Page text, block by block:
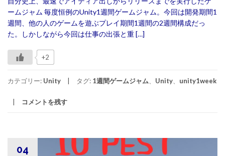
ームジャム 毎度恒例のUnity1週間ゲームジャム。今回は開発期間1
週間、他の人のゲームを遊ぶプレイ期間1週間の2週間構成だっ
た。しかしながら今回は仕事の出張と重 […]
+2
カテゴリー: Unity タグ: 1週間ゲームジャム Unity unity1week
コメントを残す
04